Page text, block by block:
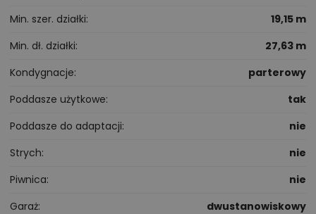
Min. szer. działki
19,15 m
Min. dł. działki
27,63 m
Kondygnacje
parterowy
Poddasze użytkowe
tak
Poddasze do adaptacji
nie
Strych
nie
Piwnica
nie
Garaż
dwustanowiskowy